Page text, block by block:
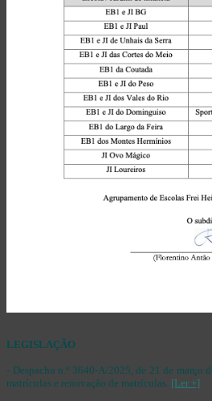
LEGISLAÇÃO
- Despacho n.º 3640-A/2025, de 21 de março
matrículas e renovação de matrículas. [Ler +]